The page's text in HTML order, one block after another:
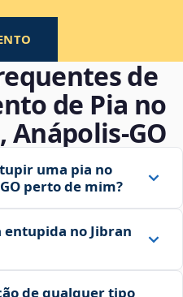
de
de Pia no
Anápolis‑GO
uma pia no
perto de mim?
entupida no Jibran
de qualquer tipo